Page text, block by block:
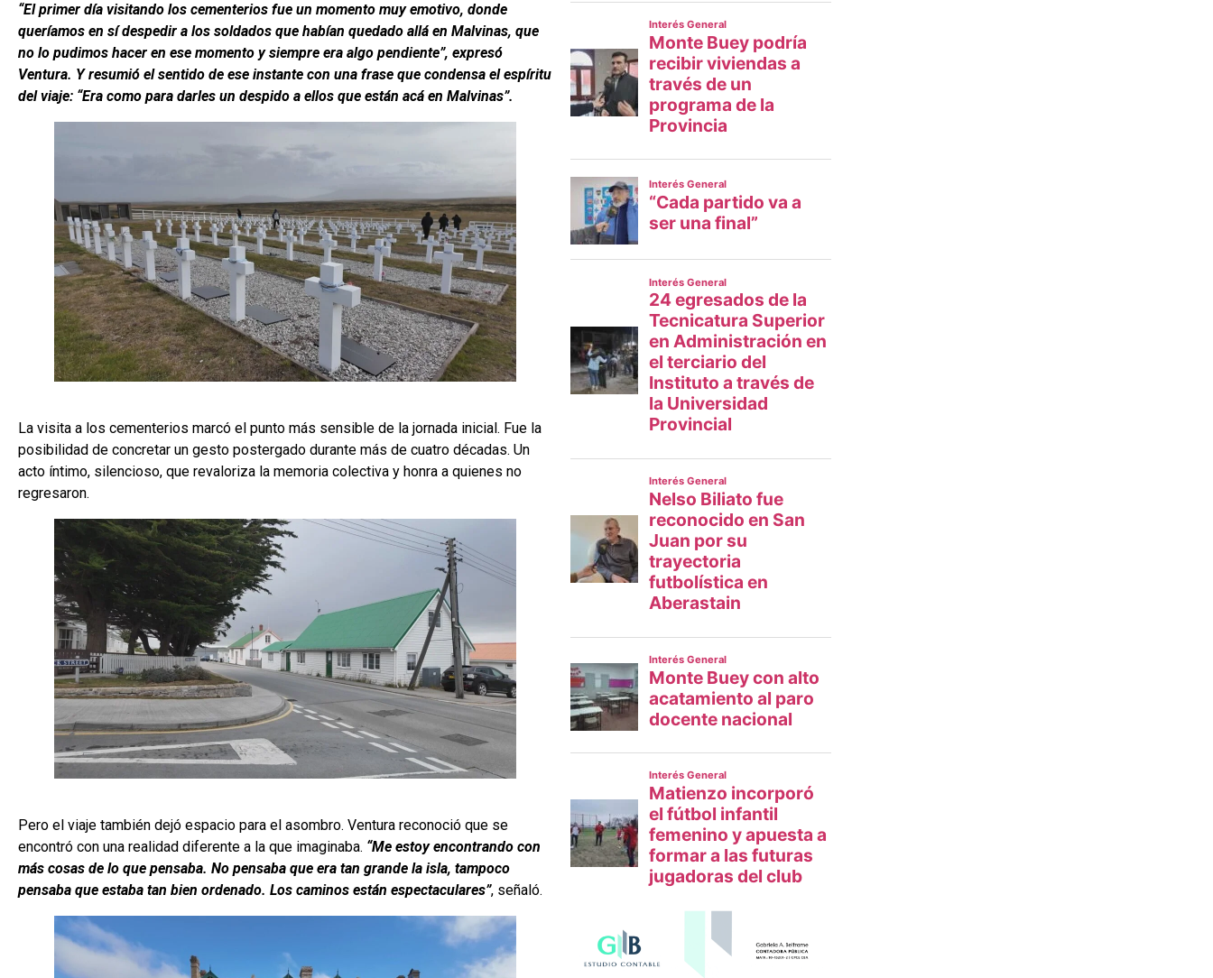
“El primer día visitando los cementerios fue un momento muy emotivo, donde
queríamos en sí despedir a los soldados que habían quedado allá en Malvinas, que
no lo pudimos hacer en ese momento y siempre era algo pendiente”, expresó
Ventura. Y resumió el sentido de ese instante con una frase que condensa el espíritu
del viaje: “Era como para darles un despido a ellos que están acá en Malvinas”.
La visita a los cementerios marcó el punto más sensible de la jornada inicial. Fue la
posibilidad de concretar un gesto postergado durante más de cuatro décadas. Un
acto íntimo, silencioso, que revaloriza la memoria colectiva y honra a quienes no
regresaron.
Pero el viaje también dejó espacio para el asombro. Ventura reconoció que se
encontró con una realidad diferente a la que imaginaba. “Me estoy encontrando con
más cosas de lo que pensaba. No pensaba que era tan grande la isla, tampoco
pensaba que estaba tan bien ordenado. Los caminos están espectaculares”, señaló.